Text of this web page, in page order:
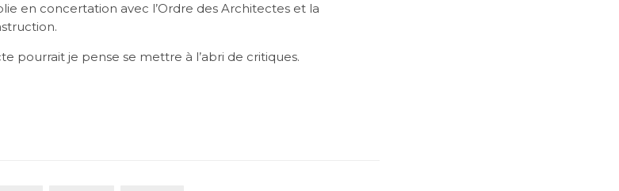
en concertation avec l’Ordre des Architectes et la
pourrait je pense se mettre à l’abri de critiques.